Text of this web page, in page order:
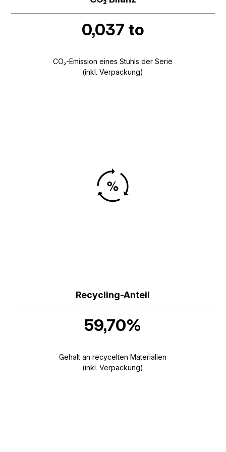
0,037 to
CO₂-Emission eines Stuhls der Serie
(inkl. Verpackung)
Recycling-Anteil
59,70%
Gehalt an recycelten Materialien
(inkl. Verpackung)